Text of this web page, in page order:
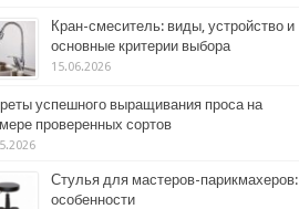
Кран-смеситель: виды, устройство и
основные критерии выбора
15.06.2026
успешного выращивания проса на
проверенных сортов
Стулья для мастеров-парикмахеров:
особенности